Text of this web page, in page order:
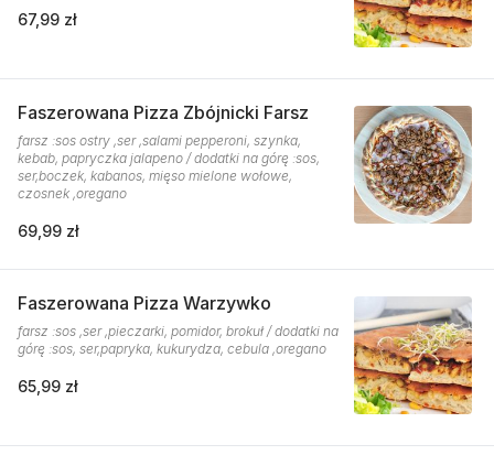
67,99 zł
Faszerowana Pizza Zbójnicki Farsz
farsz :sos ostry ,ser ,salami pepperoni, szynka,
kebab, papryczka jalapeno / dodatki na górę :sos,
ser,boczek, kabanos, mięso mielone wołowe,
czosnek ,oregano
69,99 zł
Faszerowana Pizza Warzywko
farsz :sos ,ser ,pieczarki, pomidor, brokuł / dodatki na
górę :sos, ser,papryka, kukurydza, cebula ,oregano
65,99 zł